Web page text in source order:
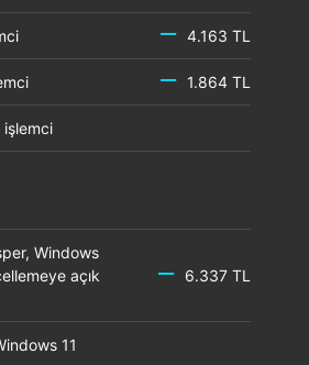
4.163 TL
1.864 TL
işlemci
Windows
açık
6.337 TL
11